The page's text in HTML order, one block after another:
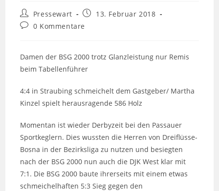
Beitrags-
Autor:
Pressewart
Beitrag13. Februar 2018
Beitrags-
0 Kommentare
Damen der BSG 2000 trotz Glanzleistung nur Remis
beim Tabellenführer
4:4 in Straubing schmeichelt dem Gastgeber/ Martha
Kinzel spielt herausragende 586 Holz
Momentan ist wieder Derbyzeit bei den Passauer
Sportkeglern. Dies wussten die Herren von Dreiflüsse-
Bosna in der Bezirksliga zu nutzen und besiegten
nach der BSG 2000 nun auch die DJK West klar mit
7:1. Die BSG 2000 baute ihrerseits mit einem etwas
schmeichelhaften 5:3 Sieg gegen den